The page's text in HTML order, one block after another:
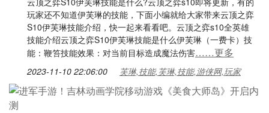
玩家还不知道伊芙琳的技能，下面小编就给大家带来云顶之弈
S10伊芙琳技能介绍，快一起来看看吧。云顶之弈s10全英雄
技能介绍云顶之弈S10伊芙琳技能是什么伊芙琳（一费卡）技
能：鞭笞技能效果：对当前目标造成魔法伤害……更多
2023-11-10 22:06:00 芙琳,技能,芙琳,技能,游侠网,玩家